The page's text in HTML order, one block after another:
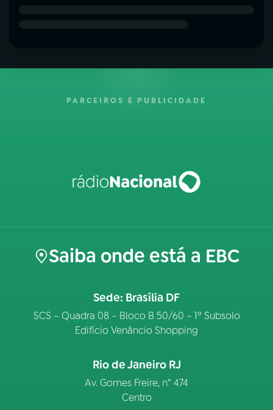
PARCEIROS E PUBLICIDADE
Saiba onde está a EBC
Sede: Brasília DF
SCS – Quadra 08 – Bloco B 50/60 – 1º Subsolo
Edifício Venâncio Shopping
Rio de Janeiro RJ
Av. Gomes Freire, n° 474
Centro